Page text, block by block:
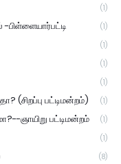
(1)
பிள்ளையார்பட்டி (1)
(1)
(1)
(1)
(சிறப்பு பட்டிமன்றம்) (1)
ஞாயிறு பட்டிமன்றம் (1)
(1)
(8)